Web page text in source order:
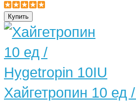
Хайгетропин 10 ед